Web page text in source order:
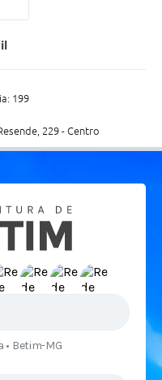
199
229 - Centro
• Betim-MG